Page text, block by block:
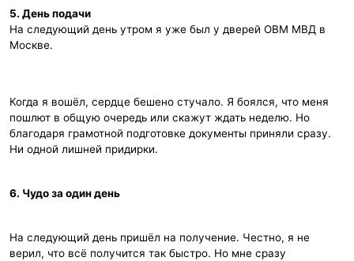
5. День подачи
На следующий день утром я уже был у дверей ОВМ МВД в
Москве.
Когда я вошёл, сердце бешено стучало. Я боялся, что меня
пошлют в общую очередь или скажут ждать неделю. Но
благодаря грамотной подготовке документы приняли сразу.
Ни одной лишней придирки.
6. Чудо за один день
На следующий день пришёл на получение. Честно, я не
верил, что всё получится так быстро. Но мне сразу